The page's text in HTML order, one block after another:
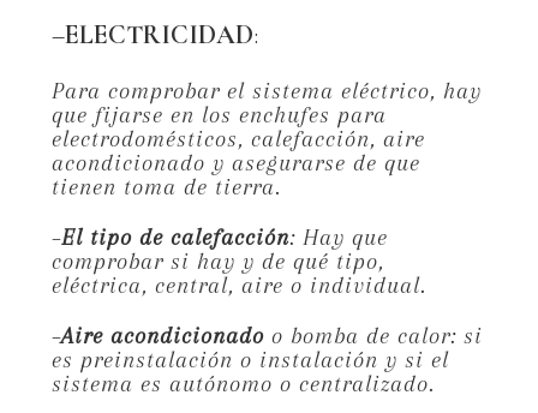
–ELECTRICIDAD:
Para comprobar el sistema eléctrico, hay
que fijarse en los enchufes para
electrodomésticos, calefacción, aire
acondicionado y asegurarse de que
tienen toma de tierra.
–El tipo de calefacción: Hay que
comprobar si hay y de qué tipo,
eléctrica, central, aire o individual.
–Aire acondicionado o bomba de calor: si
es preinstalación o instalación y si el
sistema es autónomo o centralizado.